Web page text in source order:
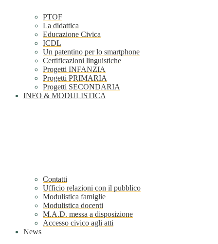
PTOF
La didattica
Educazione Civica
ICDL
Un patentino per lo smartphone
Certificazioni linguistiche
Progetti INFANZIA
Progetti PRIMARIA
Progetti SECONDARIA
INFO & MODULISTICA
Contatti
Ufficio relazioni con il pubblico
Modulistica famiglie
Modulistica docenti
M.A.D. messa a disposizione
Accesso civico agli atti
News